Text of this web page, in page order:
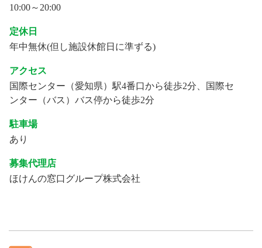
10:00～20:00
定休日
年中無休(但し施設休館日に準ずる)
アクセス
国際センター（愛知県）駅4番口から徒歩2分、国際セ
ンター（バス）バス停から徒歩2分
駐車場
あり
募集代理店
ほけんの窓口グループ株式会社